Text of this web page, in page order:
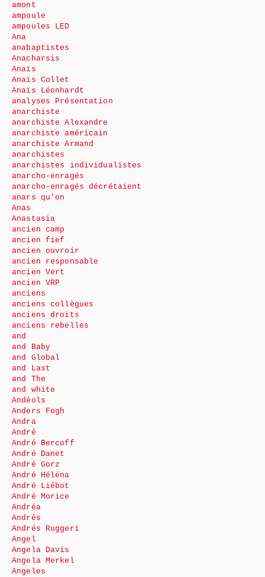
amont
ampoule
ampoules LED
Ana
anabaptistes
Anacharsis
Anaïs
Anaïs Collet
Anaïs Léonhardt
analyses Présentation
anarchiste
anarchiste Alexandre
anarchiste américain
anarchiste Armand
anarchistes
anarchistes individualistes
anarcho-enragés
anarcho-enragés décrétaient
anars qu’on
Anas
Anastasia
ancien camp
ancien fief
ancien ouvroir
ancien responsable
ancien Vert
ancien VRP
anciens
anciens collègues
anciens droits
anciens rebelles
and
and Baby
and Global
and Last
and The
and white
Andéols
Anders Fogh
Andra
André
André Bercoff
André Danet
André Gorz
André Héléna
André Liébot
André Morice
Andréa
Andrés
Andrés Ruggeri
Angel
Angela Davis
Angela Merkel
Angeles